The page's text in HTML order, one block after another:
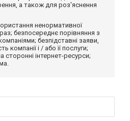
а також для роз'яснення
ненормативної
безпосереднє порівняння з
безпідставні заяви,
компанії і / або її послуги;
сторонні інтернет-ресурси;